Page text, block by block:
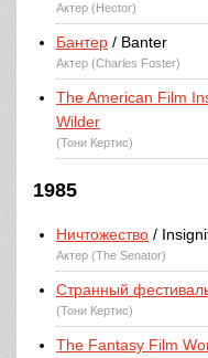
Актер (Hector)
Бантер / Banter
Актер (Charles Foster)
The American Film
Wilder
(Тони Кертис)
1985
Ничтожество /
Актер (The Senator)
Странный
(Тони Кертис)
The Fantasy Film